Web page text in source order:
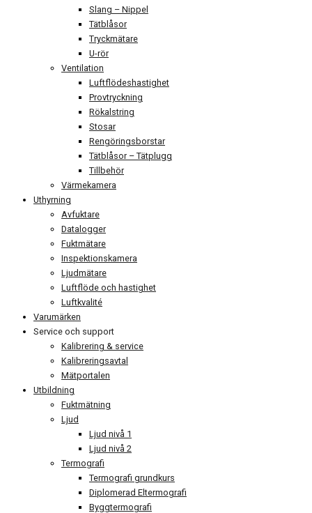
Slang – Nippel
Tätblåsor
Tryckmätare
U-rör
Ventilation
Luftflödeshastighet
Provtryckning
Rökalstring
Stosar
Rengöringsborstar
Tätblåsor – Tätplugg
Tillbehör
Värmekamera
Uthyrning
Avfuktare
Datalogger
Fuktmätare
Inspektionskamera
Ljudmätare
Luftflöde och hastighet
Luftkvalité
Varumärken
Service och support
Kalibrering & service
Kalibreringsavtal
Mätportalen
Utbildning
Fuktmätning
Ljud
Ljud nivå 1
Ljud nivå 2
Termografi
Termografi grundkurs
Diplomerad Eltermografi
Byggtermografi